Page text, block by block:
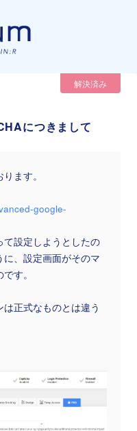
解決済み
につきまして
ます。
google-
て設定しようとしたの
、設定画面がそのマ
す。
正式なものとは違う